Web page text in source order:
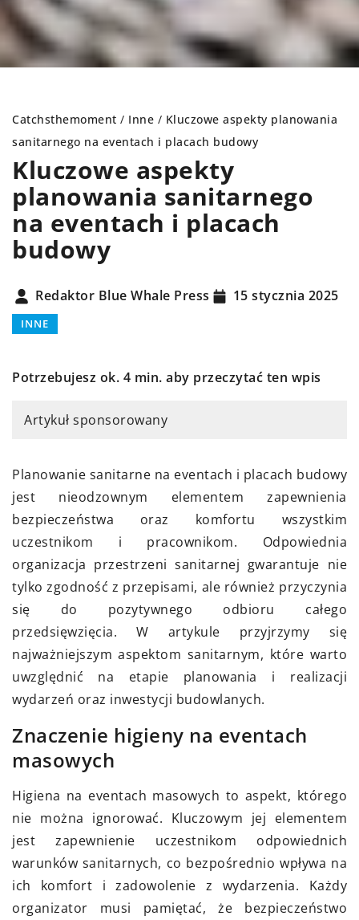
Catchsthemoment / Inne / Kluczowe aspekty planowania
sanitarnego na eventach i placach budowy
Kluczowe aspekty
planowania sanitarnego
na eventach i placach
budowy
Redaktor Blue Whale Press 15 stycznia 2025
INNE
Potrzebujesz ok. 4 min. aby przeczytać ten wpis
Artykuł sponsorowany
Planowanie sanitarne na eventach i placach budowy
jest nieodzownym elementem zapewnienia
bezpieczeństwa oraz komfortu wszystkim
uczestnikom i pracownikom. Odpowiednia
organizacja przestrzeni sanitarnej gwarantuje nie
tylko zgodność z przepisami, ale również przyczynia
się do pozytywnego odbioru całego
przedsięwzięcia. W artykule przyjrzymy się
najważniejszym aspektom sanitarnym, które warto
uwzględnić na etapie planowania i realizacji
wydarzeń oraz inwestycji budowlanych.
Znaczenie higieny na eventach
masowych
Higiena na eventach masowych to aspekt, którego
nie można ignorować. Kluczowym jej elementem
jest zapewnienie uczestnikom odpowiednich
warunków sanitarnych, co bezpośrednio wpływa na
ich komfort i zadowolenie z wydarzenia. Każdy
organizator musi pamiętać, że bezpieczeństwo